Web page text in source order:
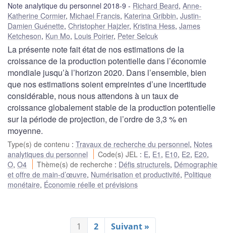
Note analytique du personnel 2018-9 Richard Beard, Anne-
Katherine Cormier, Michael Francis, Katerina Gribbin, Justin-
Damien Guénette, Christopher Hajzler, Kristina Hess, James
Ketcheson, Kun Mo, Louis Poirier, Peter Selcuk
La présente note fait état de nos estimations de la
croissance de la production potentielle dans l’économie
mondiale jusqu’à l’horizon 2020. Dans l’ensemble, bien
que nos estimations soient empreintes d’une incertitude
considérable, nous nous attendons à un taux de
croissance globalement stable de la production potentielle
sur la période de projection, de l’ordre de 3,3 % en
moyenne.
Type(s) de contenu : Travaux de recherche du personnel, Notes
analytiques du personnel
Code(s) JEL : E, E1 , E10, E2, E20,
O, O4 Thème(s) de recherche : Défis structurels, Démographie
et offre de main-d’œuvre, Numérisation et productivité, Politique
monétaire, Économie réelle et prévisions
1 2 Suivant »